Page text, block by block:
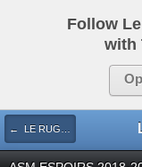
Follow
with
← LE RUGBY DE CHEZ NOUS